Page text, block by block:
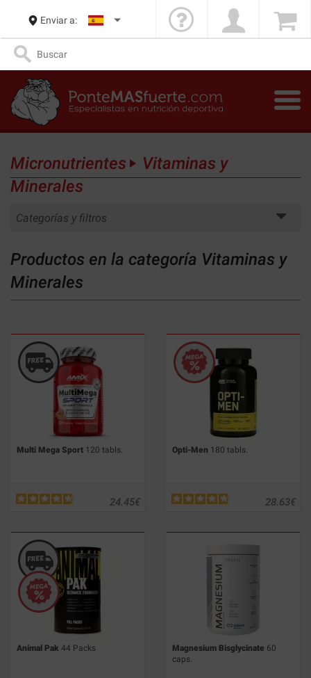
Enviar a:
Micronutrientes
Vitaminas y
Minerales
Categorías y filtros
Productos en la categoría Vitaminas y
Minerales
Multi Mega Sport 120 tabls.
€
24.45
Opti-Men 180 tabls.
€
28.63
Animal Pak 44 Packs Magnesium Bisglycinate 60
caps.